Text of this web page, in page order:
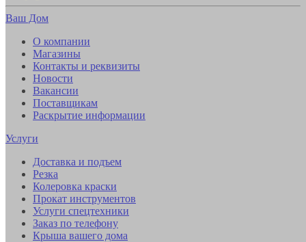
Ваш Дом
О компании
Магазины
Контакты и реквизиты
Новости
Вакансии
Поставщикам
Раскрытие информации
Услуги
Доставка и подъем
Резка
Колеровка краски
Прокат инструментов
Услуги спецтехники
Заказ по телефону
Крыша вашего дома